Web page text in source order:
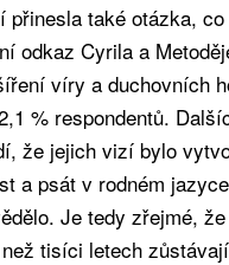
přinesla také otázka, co
odkaz Cyrila a
víry a duchovních
% respondentů.
že jejich vizí bylo
a psát v rodném
Je tedy zřejmé,
tisíci letech